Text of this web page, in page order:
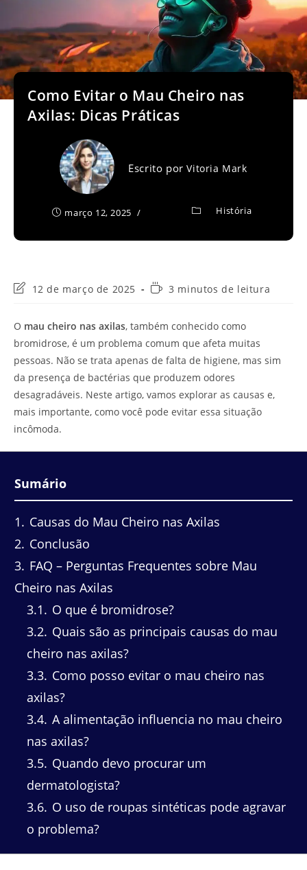
Como Evitar o Mau Cheiro nas
Axilas: Dicas Práticas
Escrito porVitoria Mark
março 12, 2025 História
Última
post:
12 de março de 2025
Tempo3 minutos de leitura
O mau cheiro nas axilas, também conhecido como
bromidrose, é um problema comum que afeta muitas
pessoas. Não se trata apenas de falta de higiene, mas sim
da presença de bactérias que produzem odores
desagradáveis. Neste artigo, vamos explorar as causas e,
mais importante, como você pode evitar essa situação
incômoda.
Sumário
1
Causas do Mau Cheiro nas Axilas
2 Conclusão
3 FAQ – Perguntas Frequentes sobre Mau
Cheiro nas Axilas
3.1
O que é bromidrose?
3.2 Quais são as principais causas do mau
cheiro nas axilas?
3.3 Como posso evitar o mau cheiro nas
axilas?
3.4 A alimentação influencia no mau cheiro
nas axilas?
3.5 Quando devo procurar um
dermatologista?
3.6 O uso de roupas sintéticas pode agravar
o problema?